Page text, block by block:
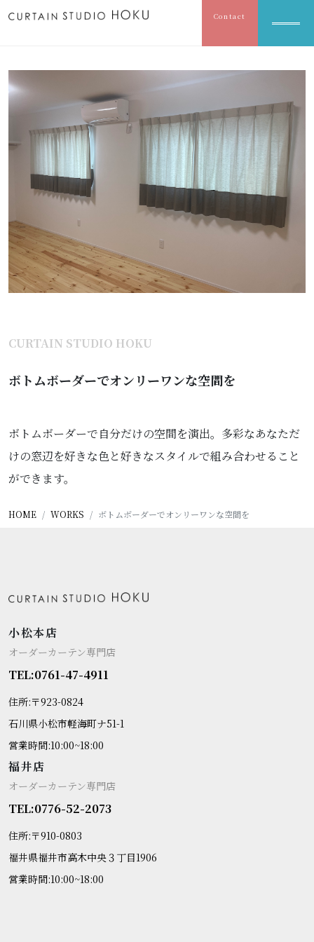
Contact
CURTAIN STUDIO HOKU
ボトムボーダーでオンリーワンな空間を
ボトムボーダーで自分だけの空間を演出。多彩なあなただ
けの窓辺を好きな色と好きなスタイルで組み合わせること
ができます。
HOME WORKS ボトムボーダーでオンリーワンな空間を
小松本店
オーダーカーテン専門店
TEL:0761-47-4911
住所:〒923-0824
石川県小松市軽海町ナ51-1
営業時間:10:00~18:00
福井店
オーダーカーテン専門店
TEL:0776-52-2073
住所:〒910-0803
福井県福井市高木中央３丁目1906
営業時間:10:00~18:00